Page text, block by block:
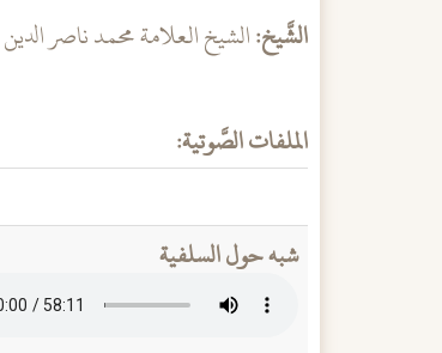
الشَّيخ:الشيخ العلامة محمد ناصر الدين
الملفات الصَّوتية:
شبه حول السلفية